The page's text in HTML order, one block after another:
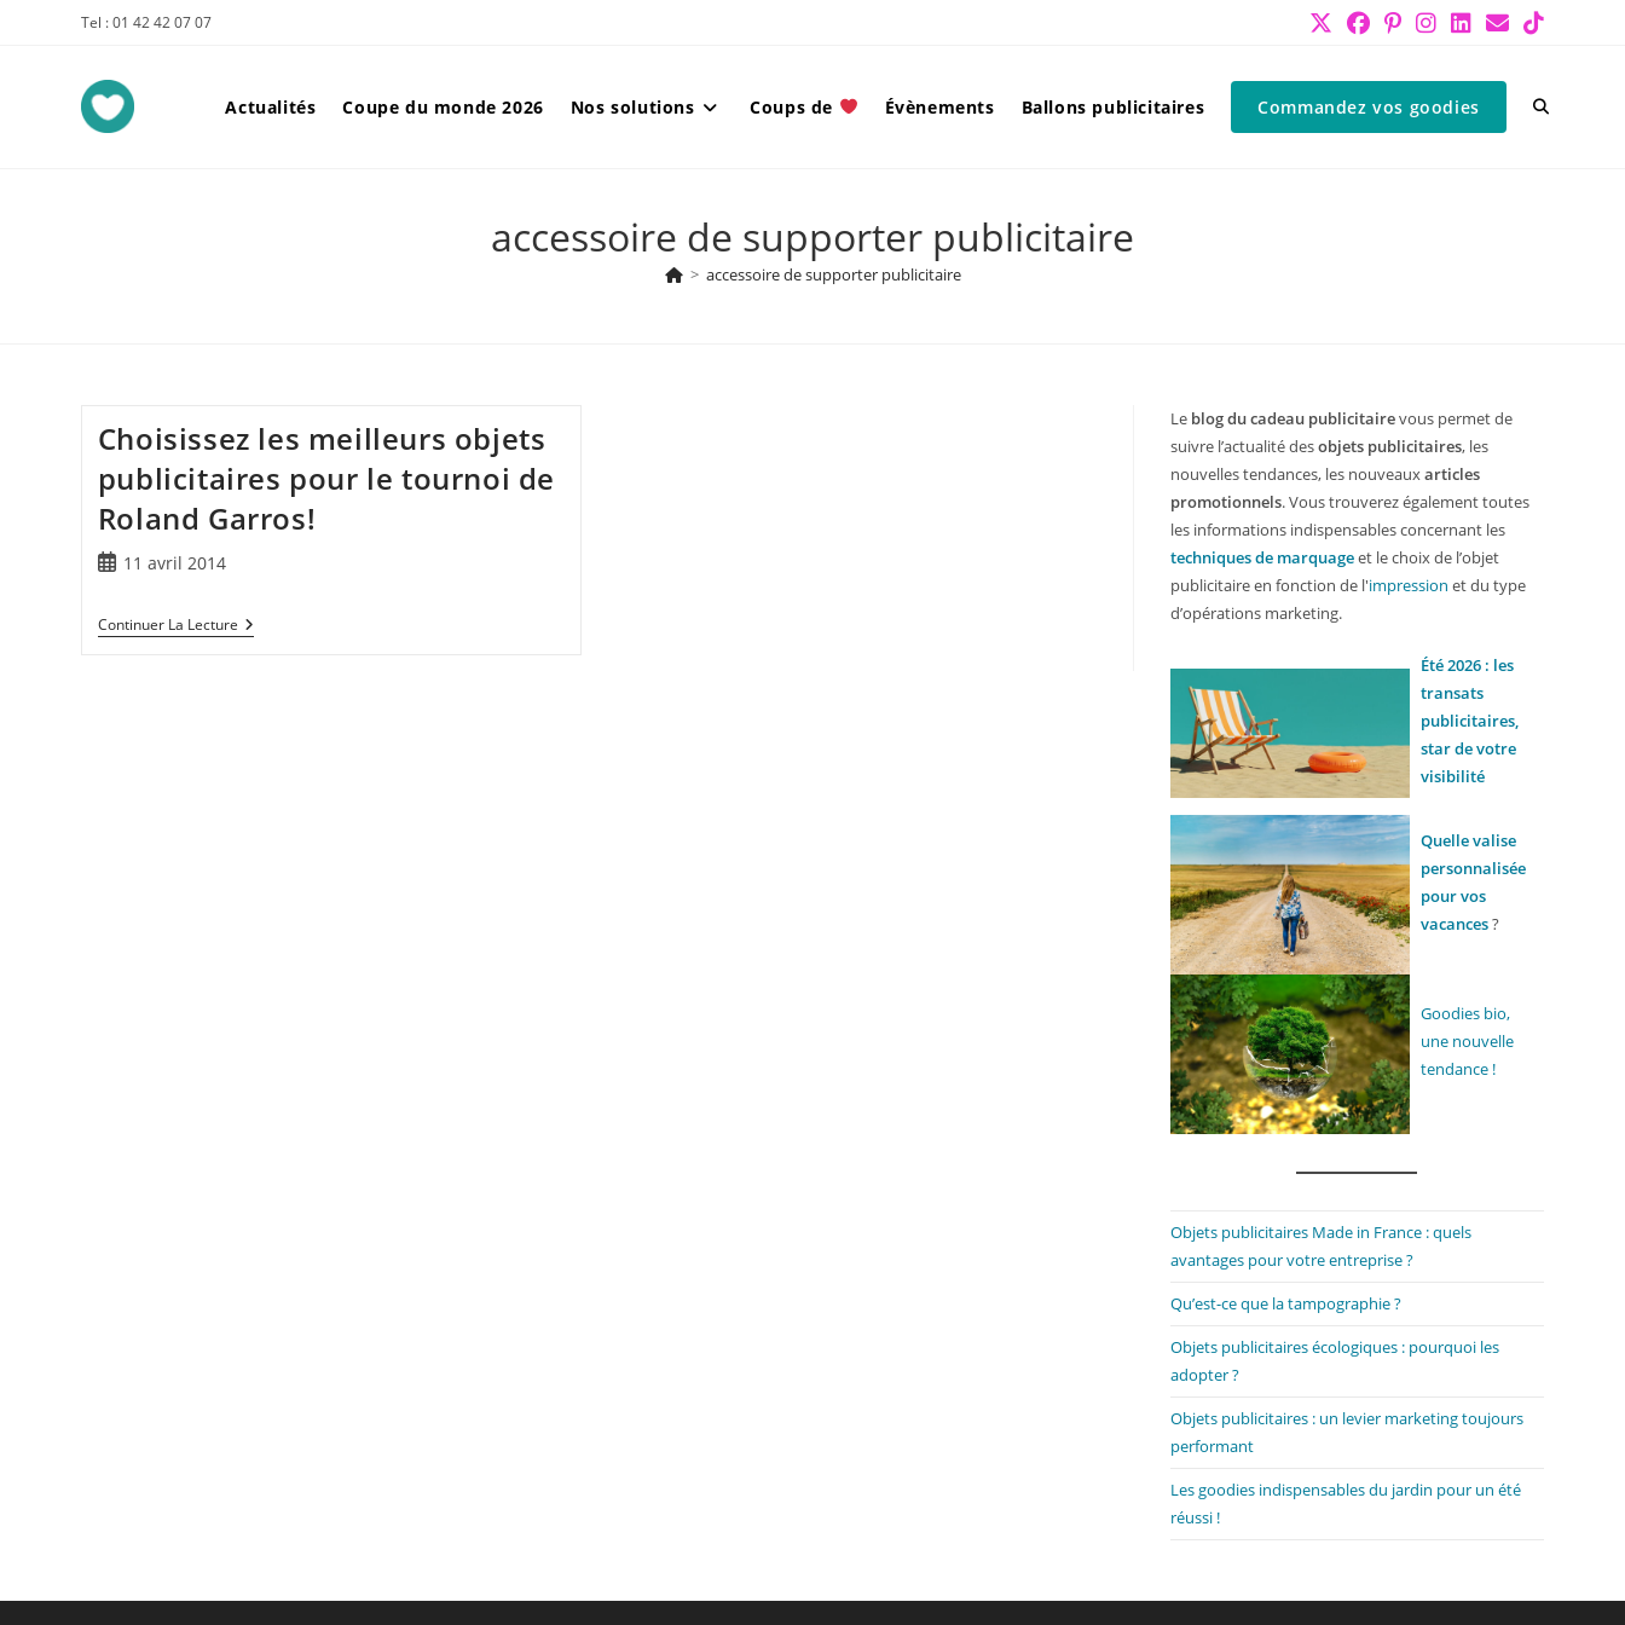
Tel : 01 42 42 07 07
Actualités Coupe du monde 2026 Nos solutions Coups de Évènements Ballons publicitaires Commandez vos goodies
accessoire de supporter publicitaire
> accessoire de supporter publicitaire
Choisissez les meilleurs objets
publicitaires pour le tournoi de
Roland Garros!
11 avril 2014
Continuer La Lecture
Le blog du cadeau publicitairevous permet de
suivre l’actualité desobjets publicitaires, les
nouvelles tendances, les nouveauxarticles
promotionnels. Vous trouverez également toutes
les informations indispensables concernant les
techniques de marquageet le choix de l’objet
publicitaire en fonction de l'impression et du type
d’opérations marketing.
Été 2026 : les
transats
publicitaires,
star de votre
visibilité
Quelle valise
personnalisée
pour vos
vacances?
Goodies bio,
une nouvelle
tendance !
Objets publicitaires Made in France : quels
avantages pour votre entreprise ?
Qu’est-ce que la tampographie ?
Objets publicitaires écologiques : pourquoi les
adopter ?
Objets publicitaires : un levier marketing toujours
performant
Les goodies indispensables du jardin pour un été
réussi !